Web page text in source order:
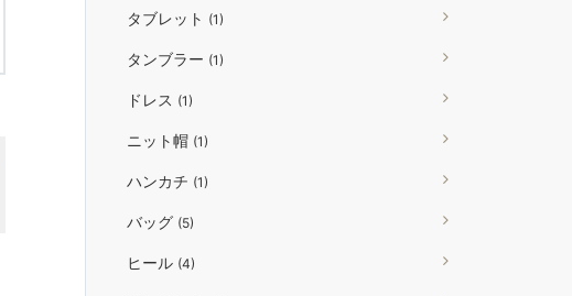
タブレット (1)
タンブラー (1)
ドレス (1)
ニット帽 (1)
ハンカチ (1)
バッグ (5)
ヒール (4)